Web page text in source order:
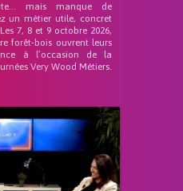
mais manque de
un métier utile, concret
7, 8 et 9 octobre 2026,
forêt-bois ouvrent leurs
à l’occasion de la
Very Wood Métiers.